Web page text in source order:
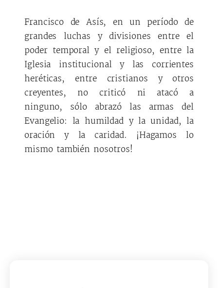
Francisco de Asís, en un período de
grandes luchas y divisiones entre el
poder temporal y el religioso, entre la
Iglesia institucional y las corrientes
heréticas, entre cristianos y otros
creyentes, no criticó ni atacó a
ninguno, sólo abrazó las armas del
Evangelio: la humildad y la unidad, la
oración y la caridad. ¡Hagamos lo
mismo también nosotros!